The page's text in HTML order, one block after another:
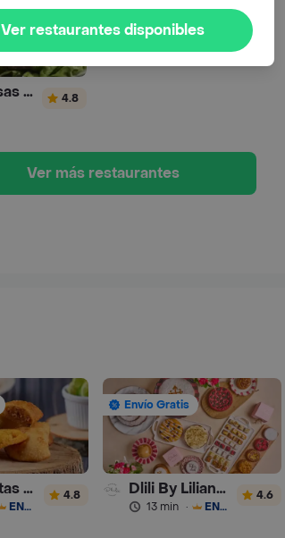
Gauchos Hamburguesas y Sánguches 4.8
Ver más restaurantes
Empanaditas de Pipian - Empanadas
ENVÍO GRATIS
4.8
Envío Gratis
Dlili By Liliana Arango
13 min · ENVÍO GRATIS
4.6
Ver restaurantes disponibles